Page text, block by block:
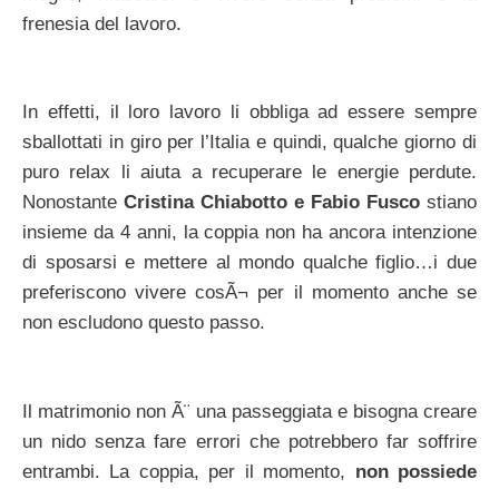
frenesia del lavoro.
In effetti, il loro lavoro li obbliga ad essere sempre
sballottati in giro per l’Italia e quindi, qualche giorno di
puro relax li aiuta a recuperare le energie perdute.
Nonostante Cristina Chiabotto e Fabio Fusco stiano
insieme da 4 anni, la coppia non ha ancora intenzione
di sposarsi e mettere al mondo qualche figlio…i due
preferiscono vivere cosÃ¬ per il momento anche se
non escludono questo passo.
Il matrimonio non Ã¨ una passeggiata e bisogna creare
un nido senza fare errori che potrebbero far soffrire
entrambi. La coppia, per il momento, non possiede